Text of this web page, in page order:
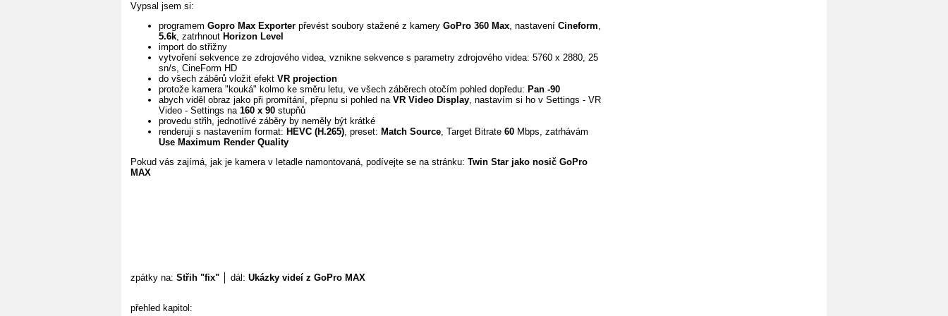
Vypsal jsem si:
programem Gopro Max Exporter převést soubory stažené z kamery GoPro 360 Max , nastavení Cineform
5.6k , zatrhnout Horizon Level
import do střižny
vytvoření sekvence ze zdrojového videa, vznikne sekvence s parametry zdrojového videa: 5760 x 2880, 25
sn/s, CineForm HD
do všech záběrů vložit efekt VR projection
protože kamera "kouká" kolmo ke směru letu, ve všech záběrech otočím pohled dopředu: Pan -90
abych viděl obraz jako při promítání, přepnu si pohled na VR Video Display , nastavím si ho v Settings - VR
Video - Settings na 160 x 90 stupňů
provedu střih, jednotlivé záběry by neměly být krátké
renderuji s nastavením format: HEVC (H.265) , preset: Match Source , Target Bitrate 60 Mbps, zatrhávám
Use Maximum Render Quality
Pokud vás zajímá, jak je kamera v letadle namontovaná, podívejte se na stránku: Twin Star jako nosič GoPro
MAX
zpátky na: Střih "fix" │ dál: Ukázky videí z GoPro MAX
přehled kapitol: